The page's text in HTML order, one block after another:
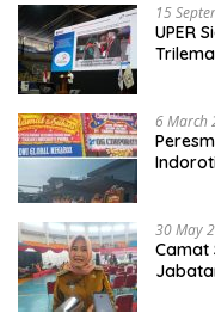
15
UPER
6 March
30 May
Camat